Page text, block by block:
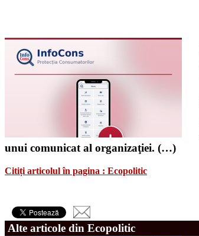
unui comunicat al organizaţiei. (…)
Citiți articolul în pagina : Ecopolitic
Alte articole din Ecopolitic